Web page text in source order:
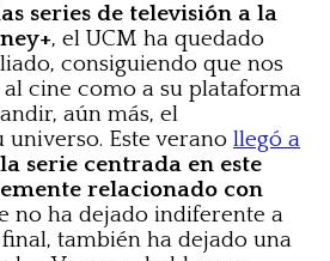
series de televisión a la
, el UCM ha quedado
consiguiendo que nos
cine como a su plataforma
aún más, el
Este verano llegó a
la serie centrada en este
relacionado con
no ha dejado indiferente a
también ha dejado una